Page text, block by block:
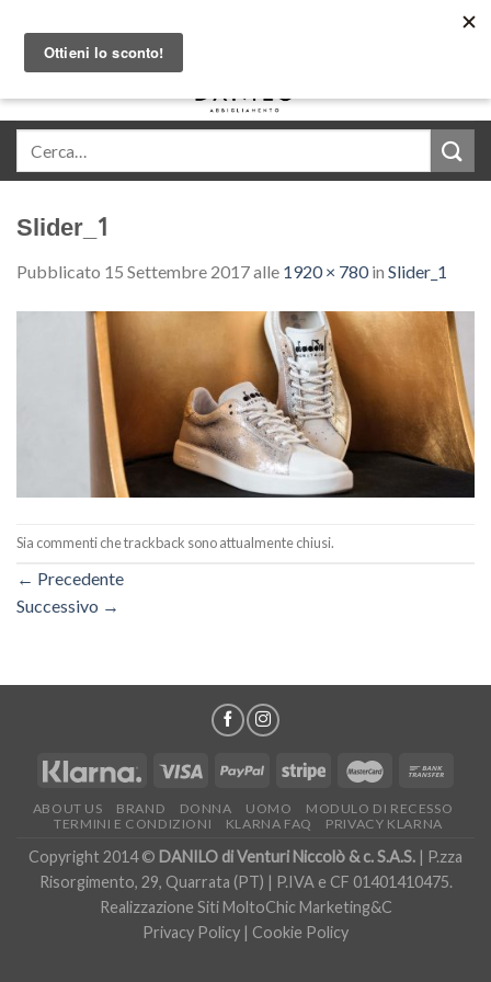
content
Slider_1
Pubblicato 15 Settembre 2017alle 1920 × 780in Slider_1
Sia commenti che trackback sono attualmente chiusi.
← Precedente
Successivo →
ABOUT US BRAND DONNA UOMO
MODULO DI RECESSO
TERMINI E CONDIZIONI
KLARNA FAQ PRIVACY KLARNA
Copyright 2014 © DANILO di Venturi Niccolò & c. S.A.S. | P.zza
Risorgimento, 29, Quarrata (PT) | P.IVA e CF 01401410475.
Realizzazione Siti MoltoChic Marketing&C
Privacy Policy | Cookie Policy